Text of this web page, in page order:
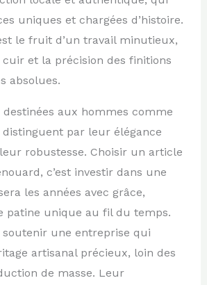
uniques et chargées d’histoire.
le fruit d’un travail minutieux,
et la précision des finitions
absolues.
aux hommes comme
par leur élégance
robustesse. Choisir un article
c’est investir dans une
les années avec grâce,
patine unique au fil du temps.
soutenir une entreprise qui
artisanal précieux, loin des
de masse. Leur